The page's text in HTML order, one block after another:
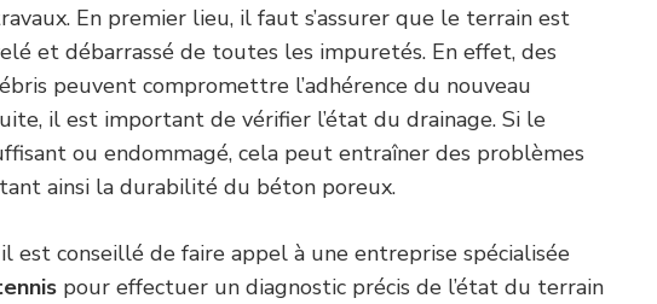
En premier lieu, il faut s’assurer que le terrain est
et débarrassé de toutes les impuretés. En effet, des
peuvent compromettre l’adhérence du nouveau
il est important de vérifier l’état du drainage. Si le
ou endommagé, cela peut entraîner des problèmes
ainsi la durabilité du béton poreux.
est conseillé de faire appel à une entreprise spécialisée
pour effectuer un diagnostic précis de l’état du terrain